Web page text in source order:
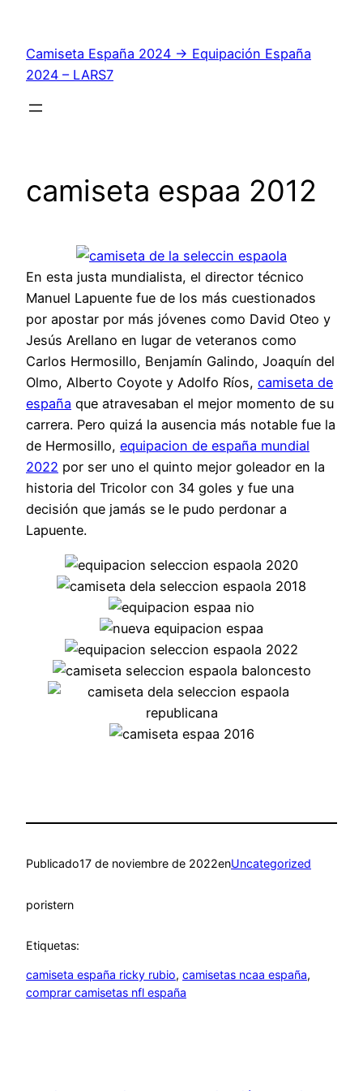
contenido
Camiseta España 2024 → Equipación España
2024 – LARS7
camiseta espaa 2012
En esta justa mundialista, el director técnico
Manuel Lapuente fue de los más cuestionados
por apostar por más jóvenes como David Oteo y
Jesús Arellano en lugar de veteranos como
Carlos Hermosillo, Benjamín Galindo, Joaquín del
Olmo, Alberto Coyote y Adolfo Ríos, camiseta de
españa que atravesaban el mejor momento de su
carrera. Pero quizá la ausencia más notable fue la
de Hermosillo, equipacion de españa mundial
2022 por ser uno el quinto mejor goleador en la
historia del Tricolor con 34 goles y fue una
decisión que jamás se le pudo perdonar a
Lapuente.
Publicado17 de noviembre de 2022enUncategorized
poristern
Etiquetas:
camiseta españa ricky rubio, camisetas ncaa españa
comprar camisetas nfl españa